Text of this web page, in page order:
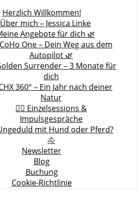
Herzlich Willkommen!
mich – Jessica Linke
Angebote für dich 🌿
One – Dein Weg aus dem
Autopilot 🌿
Surrender – 3 Monate für
dich
360° – Ein Jahr nach deiner
Natur
🧘‍♀️ Einzelsessions &
Impulsgespräche
mit Hund oder Pferd?
🐴
Newsletter
Blog
Buchung
Cookie-Richtlinie